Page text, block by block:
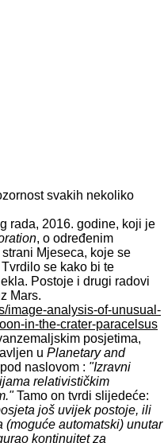
svakih nekoliko
rada, 2016. godine, koji je
, o određenim
Mjeseca, koje se
se kako bi te
Postoje i drugi radovi
Mars.
image-analysis-of-unusual-
in-the-crater-paracelsus
posjetima,
u Planetary and
naslovom : "Izravni
relativističkim
Tamo on tvrdi slijedeće:
još uvijek postoje, ili
(moguće automatski) unutar
kontinuitet za